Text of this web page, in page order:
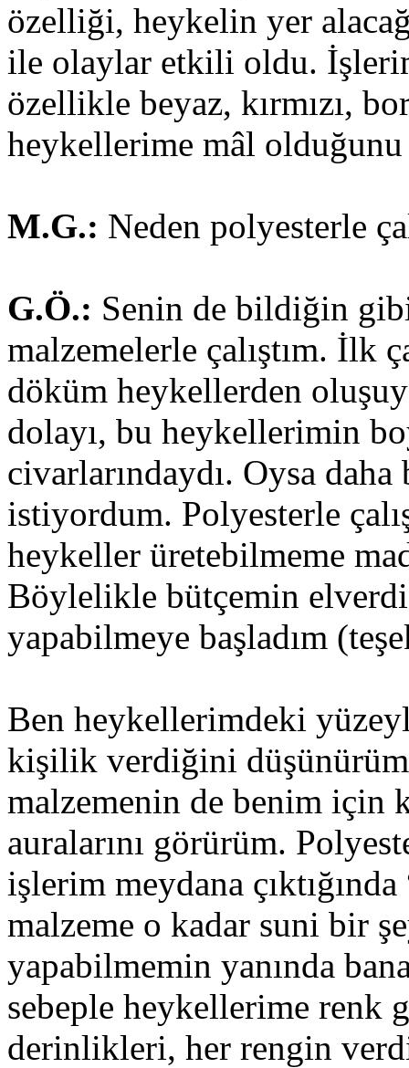
özelliği, heykelin yer
ile olaylar etkili oldu.
özellikle beyaz, kırmızı,
heykellerime mâl
M.G.: Neden polyesterle
G.Ö.: Senin de bildiğin
malzemelerle çalıştım. İlk
döküm heykellerden
dolayı, bu heykellerimin
civarlarındaydı. Oysa
istiyordum. Polyesterle
heykeller üretebilmeme
Böylelikle bütçemin
yapabilmeye başladım
Ben heykellerimdeki
kişilik verdiğini
malzemenin de benim için
auralarını görürüm.
işlerim meydana
malzeme o kadar suni bir
yapabilmemin yanında
sebeple heykellerime
derinlikleri, her rengin